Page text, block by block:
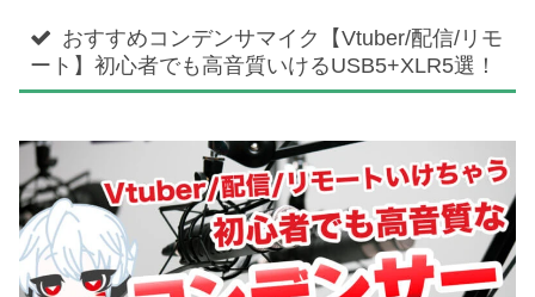
おすすめコンデンサマイク【Vtuber/配信/リモ
ート】初心者でも高音質いけるUSB5+XLR5選！